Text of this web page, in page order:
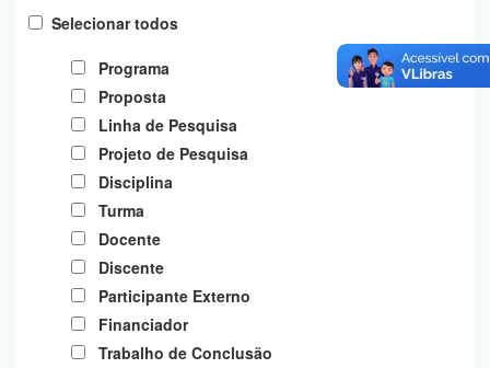
Planalto Selecionar todos
Programa
Proposta
Linha de Pesquisa
Projeto de Pesquisa
Disciplina
Turma
Docente
Discente
Participante Externo
Financiador
Trabalho de Conclusão